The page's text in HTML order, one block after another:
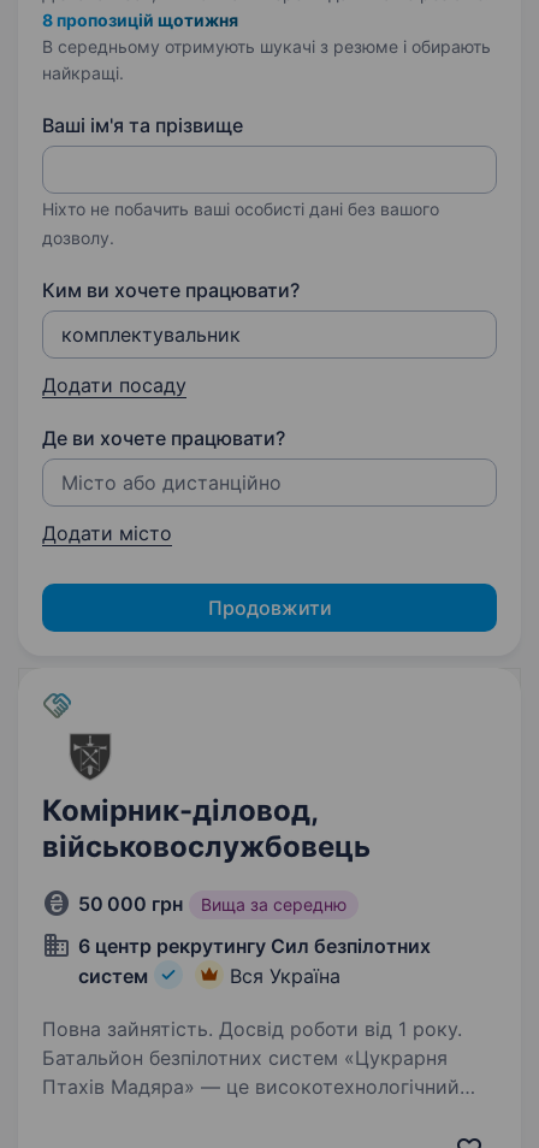
8 пропозицій щотижня
В середньому отримують шукачі з резюме і обирають
найкращі.
Ваші ім'я та прізвище
Ніхто не побачить ваші особисті дані без вашого
дозволу.
Ким ви хочете працювати?
Додати посаду
Де ви хочете працювати?
Додати місто
Продовжити
Комірник-діловод,
військовослужбовець
50 000 грн Вища за середню
6 центр рекрутингу Сил безпілотних
систем
Вся Україна
Повна зайнятість. Досвід роботи від 1 року.
Батальйон безпілотних систем «Цукрарня
Птахів Мадяра» — це високотехнологічний